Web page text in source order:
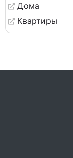
Дома
Квартиры